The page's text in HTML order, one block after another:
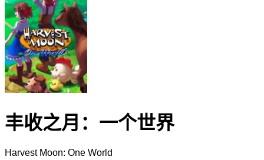
丰收之月：一个世界
Harvest Moon: One World